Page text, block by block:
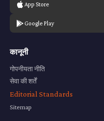
App Store
Google Play
कानूनी
गोपनीयता नीति
सेवा की शर्तें
Editorial Standards
Sitemap